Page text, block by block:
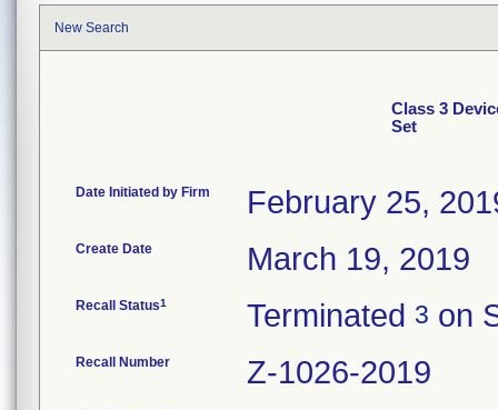
New Search
Class 3
Set
Date Initiated by Firm February 25,
Create Date March 19, 2019
Recall Status1 Terminated 3 on
Recall Number Z-1026-2019